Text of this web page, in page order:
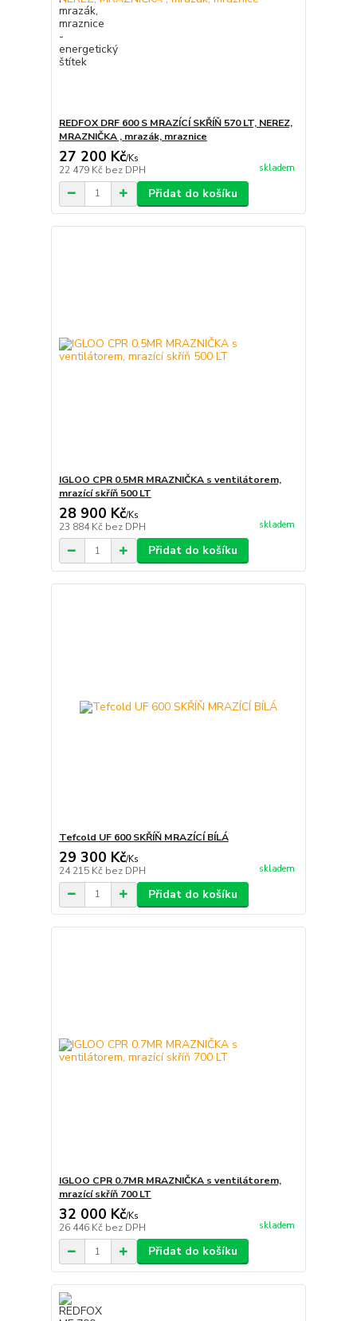
REDFOX DRF 600 S MRAZÍCÍ SKŘÍŇ 570 LT, NEREZ,
MRAZNIČKA , mrazák, mraznice
27 200 Kč/Ks
22 479 Kč bez DPH skladem
Přidat do košíku
IGLOO CPR 0.5MR MRAZNIČKA s ventilátorem,
mrazící skříň 500 LT
28 900 Kč/Ks
23 884 Kč bez DPH skladem
Přidat do košíku
Tefcold UF 600 SKŘÍŇ MRAZÍCÍ BÍLÁ
29 300 Kč/Ks
24 215 Kč bez DPH skladem
Přidat do košíku
IGLOO CPR 0.7MR MRAZNIČKA s ventilátorem,
mrazící skříň 700 LT
32 000 Kč/Ks
26 446 Kč bez DPH skladem
Přidat do košíku